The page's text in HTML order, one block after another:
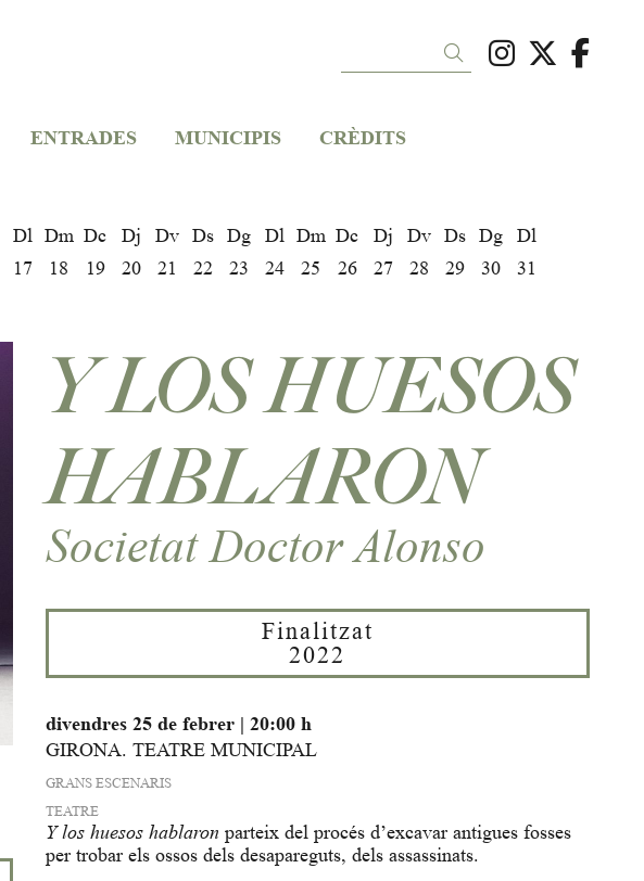
Link aLink
Cercar
ENTRADES MUNICIPIS CRÈDITS
Dl
17
Dm
18
Dc
19
Dj
20
Dv
21
Ds
22
Dg
23
Dl
24
Dm
25
Dc
26
Dj
27
Dv
28
Ds
29
Dg
30
Dl
31
Y LOS HUESOS
HABLARON
Societat Doctor Alonso
Finalitzat
2022
divendres 25 de febrer |20:00 h
GIRONA. TEATRE MUNICIPAL
GRANS ESCENARIS
TEATRE
Y los huesos hablaron parteix del procés d’excavar antigues fosses
per trobar els ossos dels desapareguts, dels assassinats.